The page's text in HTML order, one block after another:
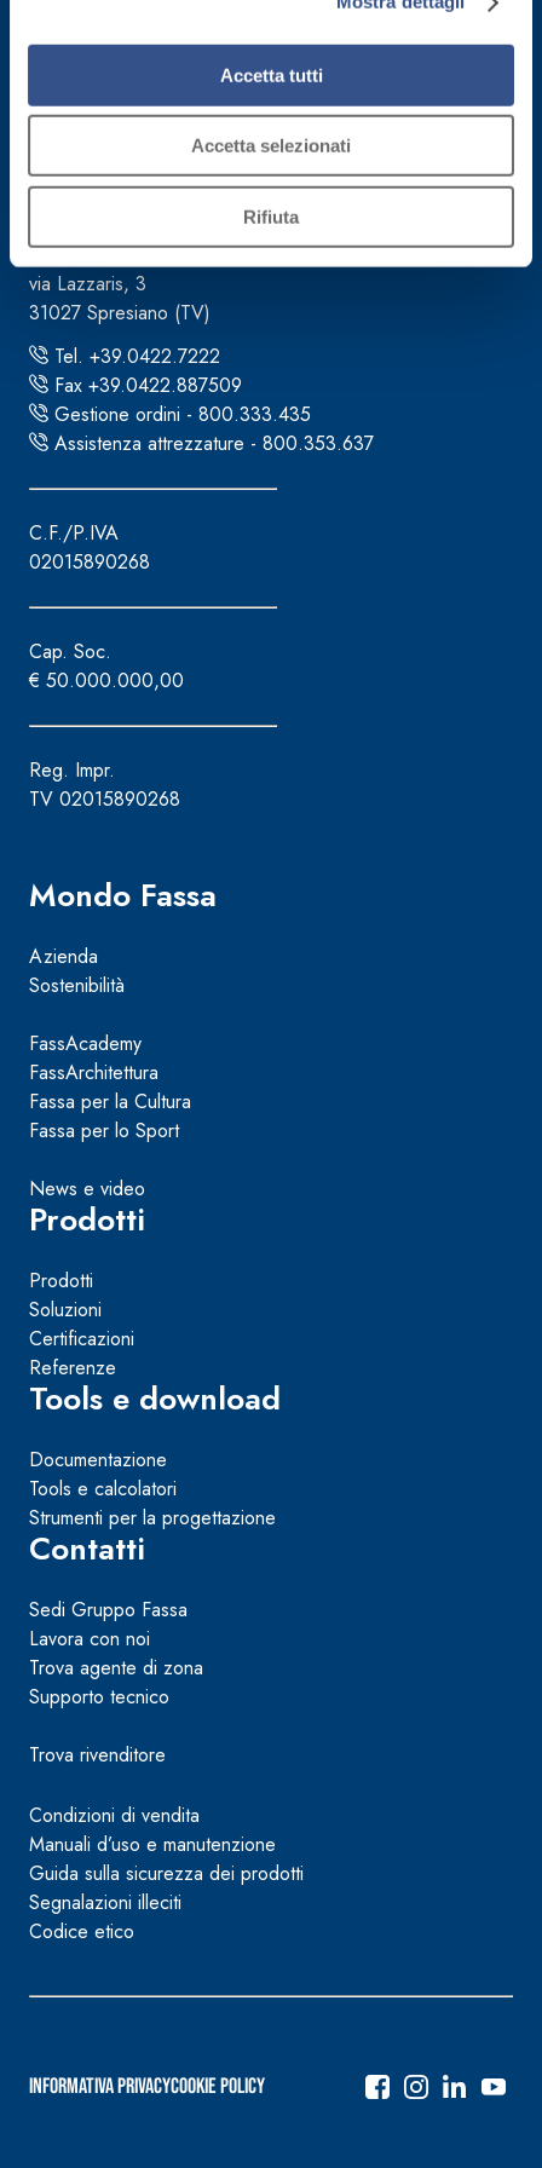
attivi).
Accetta tutti
Accetta selezionati
Rifiuta
Sede direzionale
Fassa S.r.l.
via Lazzaris, 3
31027 Spresiano (TV)
Tel. +39.0422.7222
Fax +39.0422.887509
Gestione ordini - 800.333.435
Assistenza attrezzature - 800.353.637
C.F./P.IVA
02015890268
Cap. Soc.
€ 50.000.000,00
Reg. Impr.
TV 02015890268
Mondo Fassa
Azienda
Sostenibilità
FassAcademy
FassArchitettura
Fassa per la Cultura
Fassa per lo Sport
News e video
Prodotti
Prodotti
Soluzioni
Certificazioni
Referenze
Tools e download
Documentazione
Tools e calcolatori
Strumenti per la progettazione
Contatti
Sedi Gruppo Fassa
Lavora con noi
Trova agente di zona
Supporto tecnico
Trova rivenditore
Condizioni di vendita
Manuali d’uso e manutenzione
Guida sulla sicurezza dei prodotti
Segnalazioni illeciti
Codice etico
Informativa PrivacyCookie Policy